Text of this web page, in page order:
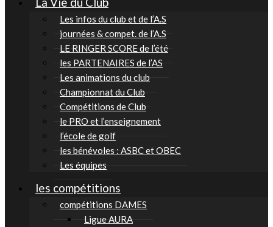
Les infos du club et de l’A.S
journées & compet. de l’A.S
LE RINGER SCORE de l’été
les PARTENAIRES de l’AS
Les animations du club
Championnat du Club
Compétitions de Club
le PRO et l’enseignement
l’école de golf
les bénévoles : ASBC et OBEC
Les équipes
les compétitions
compétitions DAMES
Ligue AURA